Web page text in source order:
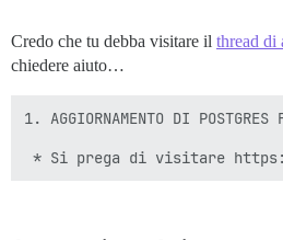
Credo che tu debba visitare il thread di
chiedere aiuto…
1. AGGIORNAMENTO DI POSTGRES